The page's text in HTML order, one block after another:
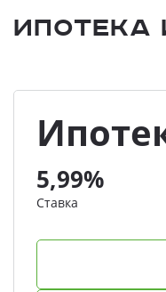
Ипотека
5,99%
Ставка